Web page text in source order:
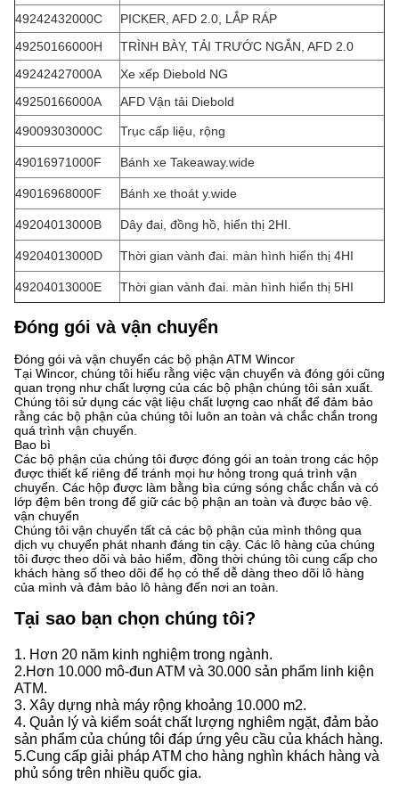
49242432000C
PICKER, AFD 2.0, LẮP RÁP
49250166000H
TRÌNH BÀY, TẢI TRƯỚC NGẮN, AFD 2.0
49242427000A
Xe xếp Diebold NG
49250166000A
AFD Vận tải Diebold
49009303000C Trục cấp liệu, rộng
49016971000F Bánh xe Takeaway.wide
49016968000F Bánh xe thoát y.wide
49204013000B Dây đai, đồng hồ, hiển thị 2HI.
49204013000D Thời gian vành đai. màn hình hiển thị 4HI
49204013000E Thời gian vành đai. màn hình hiển thị 5HI
Đóng gói và vận chuyển
Đóng gói và vận chuyển các bộ phận ATM Wincor
Tại Wincor, chúng tôi hiểu rằng việc vận chuyển và đóng gói cũng
quan trọng như chất lượng của các bộ phận chúng tôi sản xuất.
Chúng tôi sử dụng các vật liệu chất lượng cao nhất để đảm bảo
rằng các bộ phận của chúng tôi luôn an toàn và chắc chắn trong
quá trình vận chuyển.
Bao bì
Các bộ phận của chúng tôi được đóng gói an toàn trong các hộp
được thiết kế riêng để tránh mọi hư hỏng trong quá trình vận
chuyển. Các hộp được làm bằng bìa cứng sóng chắc chắn và có
lớp đệm bên trong để giữ các bộ phận an toàn và được bảo vệ.
vận chuyển
Chúng tôi vận chuyển tất cả các bộ phận của mình thông qua
dịch vụ chuyển phát nhanh đáng tin cậy. Các lô hàng của chúng
tôi được theo dõi và bảo hiểm, đồng thời chúng tôi cung cấp cho
khách hàng số theo dõi để họ có thể dễ dàng theo dõi lô hàng
của mình và đảm bảo lô hàng đến nơi an toàn.
Tại sao bạn chọn chúng tôi?
1. Hơn 20 năm kinh nghiệm trong ngành.
2.Hơn 10.000 mô-đun ATM và 30.000 sản phẩm linh kiện
ATM.
3. Xây dựng nhà máy rộng khoảng 10.000 m2.
4. Quản lý và kiểm soát chất lượng nghiêm ngặt, đảm bảo
sản phẩm của chúng tôi đáp ứng yêu cầu của khách hàng.
5.Cung cấp giải pháp ATM cho hàng nghìn khách hàng và
phủ sóng trên nhiều quốc gia.